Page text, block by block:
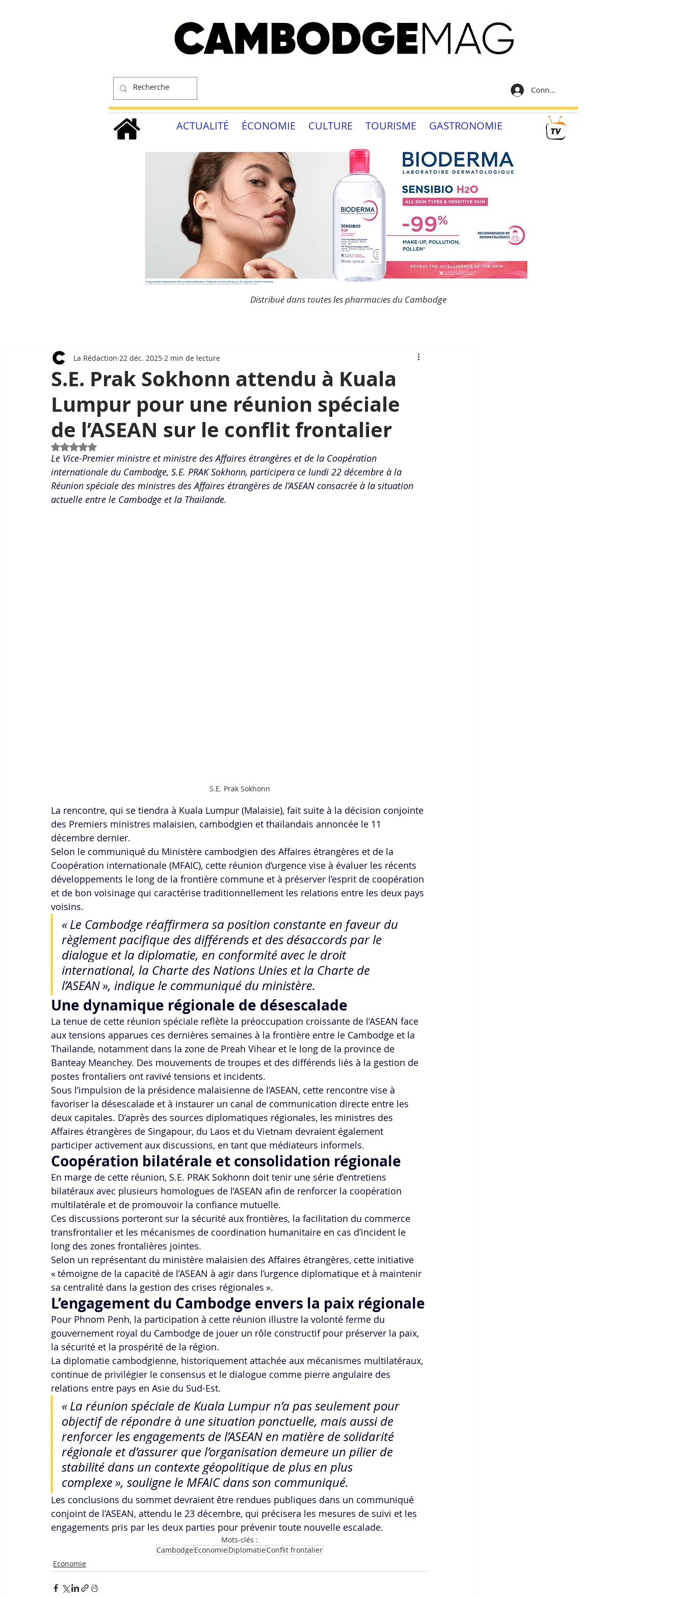
Connexion
ACTUALITÉ ÉCONOMIE CULTURE TOURISME GASTRONOMIE
Distribué dans toutes les pharmacies du Cambodge
S.E. Prak Sokhonn attendu à Kuala
Lumpur pour une réunion spéciale
de l’ASEAN sur le conflit frontalier
La Rédaction 22 déc. 2025 2 min de lecture
Noté NaN étoiles sur 5.
Le Vice-Premier ministre et ministre des Affaires étrangères et de la Coopération
internationale du Cambodge, S.E. PRAK Sokhonn, participera ce lundi 22 décembre à la
Réunion spéciale des ministres des Affaires étrangères de l’ASEAN consacrée à la situation
actuelle entre le Cambodge et la Thaïlande.
S.E. Prak Sokhonn
La rencontre, qui se tiendra à Kuala Lumpur (Malaisie), fait suite à la décision conjointe
des Premiers ministres malaisien, cambodgien et thaïlandais annoncée le 11
décembre dernier.
Selon le communiqué du Ministère cambodgien des Affaires étrangères et de la
Coopération internationale (MFAIC), cette réunion d’urgence vise à évaluer les récents
développements le long de la frontière commune et à préserver l’esprit de coopération
et de bon voisinage qui caractérise traditionnellement les relations entre les deux pays
voisins.
« Le Cambodge réaffirmera sa position constante en faveur du
règlement pacifique des différends et des désaccords par le
dialogue et la diplomatie, en conformité avec le droit
international, la Charte des Nations Unies et la Charte de
l’ASEAN », indique le communiqué du ministère.
Une dynamique régionale de désescalade
La tenue de cette réunion spéciale reflète la préoccupation croissante de l’ASEAN face
aux tensions apparues ces dernières semaines à la frontière entre le Cambodge et la
Thaïlande, notamment dans la zone de Preah Vihear et le long de la province de
Banteay Meanchey. Des mouvements de troupes et des différends liés à la gestion de
postes frontaliers ont ravivé tensions et incidents.
Sous l’impulsion de la présidence malaisienne de l’ASEAN, cette rencontre vise à
favoriser la désescalade et à instaurer un canal de communication directe entre les
deux capitales. D’après des sources diplomatiques régionales, les ministres des
Affaires étrangères de Singapour, du Laos et du Vietnam devraient également
participer activement aux discussions, en tant que médiateurs informels.
Coopération bilatérale et consolidation régionale
En marge de cette réunion, S.E. PRAK Sokhonn doit tenir une série d’entretiens
bilatéraux avec plusieurs homologues de l’ASEAN afin de renforcer la coopération
multilatérale et de promouvoir la confiance mutuelle.
Ces discussions porteront sur la sécurité aux frontières, la facilitation du commerce
transfrontalier et les mécanismes de coordination humanitaire en cas d’incident le
long des zones frontalières jointes.
Selon un représentant du ministère malaisien des Affaires étrangères, cette initiative
« témoigne de la capacité de l’ASEAN à agir dans l’urgence diplomatique et à maintenir
sa centralité dans la gestion des crises régionales ».
L’engagement du Cambodge envers la paix régionale
Pour Phnom Penh, la participation à cette réunion illustre la volonté ferme du
gouvernement royal du Cambodge de jouer un rôle constructif pour préserver la paix,
la sécurité et la prospérité de la région.
La diplomatie cambodgienne, historiquement attachée aux mécanismes multilatéraux,
continue de privilégier le consensus et le dialogue comme pierre angulaire des
relations entre pays en Asie du Sud-Est.
« La réunion spéciale de Kuala Lumpur n’a pas seulement pour
objectif de répondre à une situation ponctuelle, mais aussi de
renforcer les engagements de l’ASEAN en matière de solidarité
régionale et d’assurer que l’organisation demeure un pilier de
stabilité dans un contexte géopolitique de plus en plus
complexe », souligne le MFAIC dans son communiqué.
Les conclusions du sommet devraient être rendues publiques dans un communiqué
conjoint de l’ASEAN, attendu le 23 décembre, qui précisera les mesures de suivi et les
engagements pris par les deux parties pour prévenir toute nouvelle escalade.
Mots-clés :
CambodgeEconomieDiplomatieConflit frontalier
Economie